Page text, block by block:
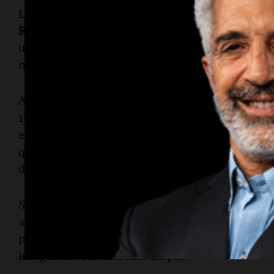
La reciente película dirigida por Emerald
Robbie
como los protagonistas
una larga lista de adaptaciones que han
narrativa gótica de Brontë.
Al momento de su publicación, la novela
1848 la describió como "depravación vulgar y
embargo, ha trascendido su tiempo,
que ha influido en el arte, la música
de
de 1978— y múltiples
Según Wiltshire, "Wuthering Heights" continúa
artistas revisitan constantemente por su
psicológica, asegurando así su lugar tanto en
imaginario cultural más amplio.